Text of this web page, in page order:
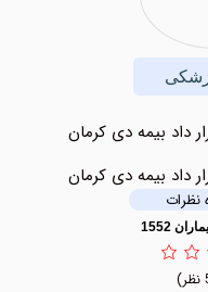
دی کرمان
دی کرمان